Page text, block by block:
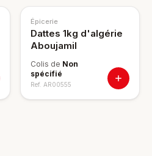
Épicerie
Dattes 1kg d'algérie
Aboujamil
Colis de Non
spécifié
Ref. AR00555